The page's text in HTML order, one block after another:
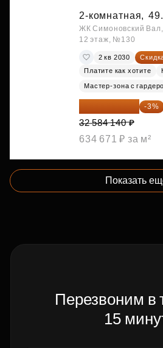
2-комнатная,
ЖК Симоновский Вал,
12 этаж, №130
2 кв 2030
Платите как хотите
Мастер-зона с
31 606 616 ₽ -3%
32 584 140 ₽
634 671 ₽ за м²
Показать
Перезвоним в
15